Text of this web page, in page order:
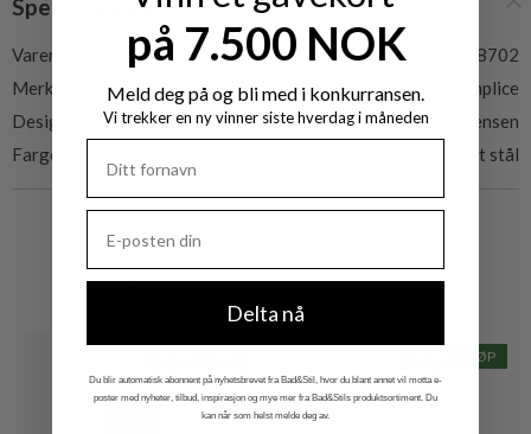
Spesifikasjoner
Varenummer:
7352318702
Merke:
Semplice
Designer:
Coll & Jensen
Farge:
PVD børstet stål
RELATERTE
PRODUKTER
SMART KJØP
på 7.500 NOK
Meld deg på og bli med i konkurransen.
Vi trekker en ny vinner siste hverdag i måneden
Delta nå
Du blir automatisk abonnent på nyhetsbrevet fra Bad&Stil, hvor du blant annet vil motta e-
poster med nyheter, tilbud, inspirasjon og mye mer fra Bad&Stils produktsortiment. Du
kan når som helst melde deg av.